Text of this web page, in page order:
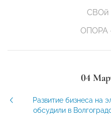
СВОй
ОПОРА
04
Развитие бизнеса на
обсудили в